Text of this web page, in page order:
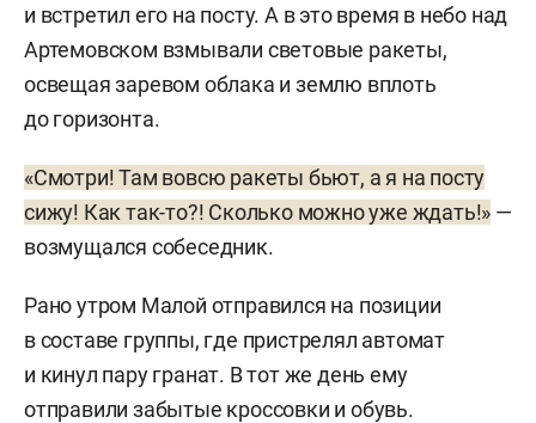
и встретил его на посту. А в это время в небо над
Артемовском взмывали световые ракеты,
освещая заревом облака и землю вплоть
до горизонта.
«Смотри! Там вовсю ракеты бьют, а я на посту
сижу! Как так-то?! Сколько можно уже ждать!» —
возмущался собеседник.
Рано утром Малой отправился на позиции
в составе группы, где пристрелял автомат
и кинул пару гранат. В тот же день ему
отправили забытые кроссовки и обувь.